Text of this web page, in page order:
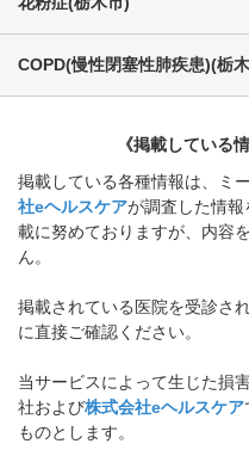
COPD(慢性閉塞性肺疾患)(栃
《掲載している
掲載している各種情報は、ミ
社eヘルスケアが調査した情
載に努めておりますが、内容
ん。
掲載されている医院を受診さ
に直接ご確認ください。
当サービスによって生じた損
社および株式会社eヘルスケア
ものとします。